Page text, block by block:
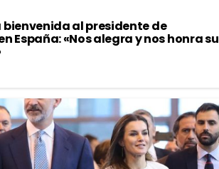
bienvenida al presidente de
España: «Nos alegra y nos honra su